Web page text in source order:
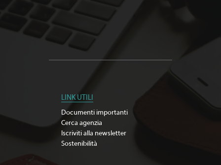
LINK UTILI
Documenti importanti
Cerca agenzia
Iscriviti alla newsletter
Sostenibilità